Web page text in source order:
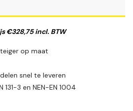
€328,75 incl. BTW
op maat
snel te leveren
131-3 en NEN-EN 1004